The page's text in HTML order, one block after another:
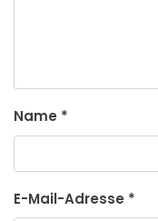
Name *
E-Mail-Adresse *